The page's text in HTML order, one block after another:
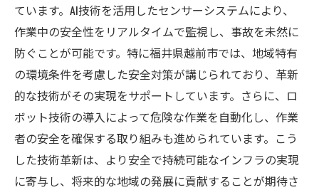
ています。AI技術を活用したセンサーシステムにより、
作業中の安全性をリアルタイムで監視し、事故を未然に
防ぐことが可能です。特に福井県越前市では、地域特有
の環境条件を考慮した安全対策が講じられており、革新
的な技術がその実現をサポートしています。さらに、ロ
ボット技術の導入によって危険な作業を自動化し、作業
者の安全を確保する取り組みも進められています。こう
した技術革新は、より安全で持続可能なインフラの実現
に寄与し、将来的な地域の発展に貢献することが期待さ